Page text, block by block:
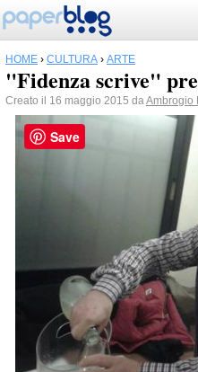
HOME › CULTURA › ARTE
"Fidenza scrive"
Creato il 16 maggio 2015 daAmbrogio
Save